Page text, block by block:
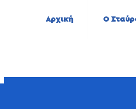
Αρχική Ο